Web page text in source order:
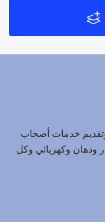
خدمات أصحاب
ودهان وكهربائي وكل